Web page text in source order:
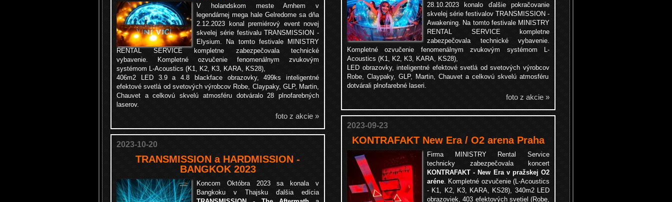
V holandskom meste Arnhem v
legendárnej mega hale Gelredome sa dňa
2.12.2023 konal premiérový event novej
skvelej série festivalu TRANSMISSION -
Elysium. Na tomto festivale MINISTRY
RENTAL SERVICE kompletne zabezpečovala technické
vybavenie. Kompletné ozvučenie fenomenálnym zvukovým
systémom L-Acoustics (K1, K2, K3, KARA, KS28),
406m2 LED 3.9 a 4.8 blackface obrazovky, 499ks inteligentné
efektové svetlá od svetových výrobcov Robe, Claypaky, GLP, Martin,
Chauvet a celkovú skvelú atmosféru dotváralo 28 plnofarebných
laserov.
foto z akcie »
2023-10-20
TRANSMISSION a HARDMISSION -
BANGKOK 2023
Koncom Októbra 2023 sa konala v
Bangkoku v Thajsku ďalšia edícia
28.10.2023 konalo ďalšie pokračovanie
skvelej série festivalov TRANSMISSION -
Awakening. Na tomto festivale MINISTRY
RENTAL SERVICE kompletne
zabezpečovala technické vybavenie.
Kompletné ozvučenie fenomenálnym zvukovým systémomL-
Acoustics (K1, K2, K3, KARA, KS28),
LED obrazovky, inteligentné efektové svetlá od svetových výrobcov
Robe, Claypaky, GLP, Martin, Chauvet a celkovú skvelú atmosféru
dotvárali plnofarebné laseri.
foto z akcie »
2023-09-23
KONTRAFAKT New Era / O2 arena Praha
Firma MINISTRY Rental Service
technicky zabezpečovala koncert
KONTRAFAKT - New Era v pražskej O2
aréne. Kompletné ozvučenie (L-Acoustics
- K1, K2, K3, KARA, KS28), 340m2 LED
obrazoviek, 403 efektových svetiel (Robe,